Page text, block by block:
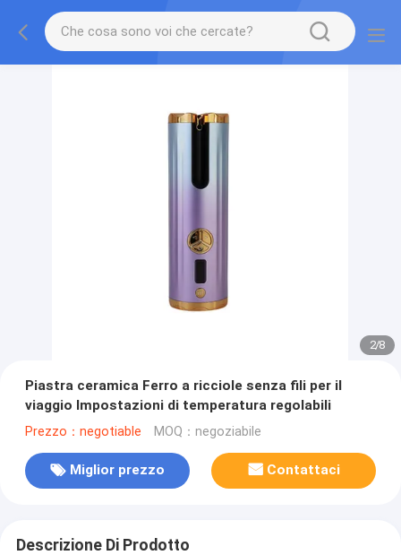
2/8
Piastra ceramica Ferro a ricciole senza fili per il
viaggio Impostazioni di temperatura regolabili
Prezzo：negotiable MOQ：negoziabile
Miglior prezzo Contattaci
Descrizione Di Prodotto